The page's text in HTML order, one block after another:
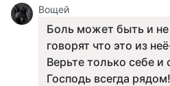
Вощей
Боль может быть и
говорят что это из
Верьте только себе и
Господь всегда